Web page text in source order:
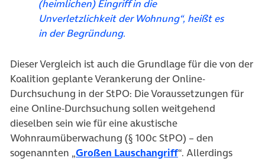
(heimlichen) Eingriff in die
Unverletzlichkeit der Wohnung“, heißt es
in der Begründung.
Dieser Vergleich ist auch die Grundlage für die von der
Koalition geplante Verankerung der Online-
Durchsuchung in der StPO: Die Voraussetzungen für
eine Online-Durchsuchung sollen weitgehend
dieselben sein wie für eine akustische
Wohnraumüberwachung (§ 100c StPO) – den
sogenannten „Großen Lauschangriff(öffnet in neuem
“. Allerdings